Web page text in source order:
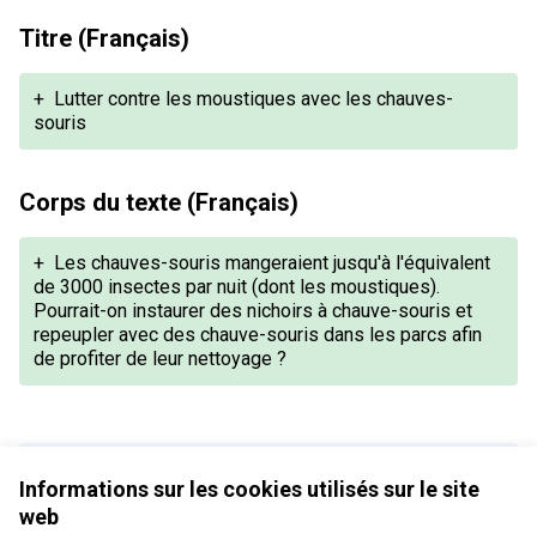
Informations sur les cookies utilisés sur le site
web
Titre (Français)
+ Lutter contre les moustiques avec les chauves-
souris
Corps du texte (Français)
+ Les chauves-souris mangeraient jusqu'à l'équivalent
de 3000 insectes par nuit (dont les moustiques).
Pourrait-on instaurer des nichoirs à chauve-souris et
repeupler avec des chauve-souris dans les parcs afin
de profiter de leur nettoyage ?